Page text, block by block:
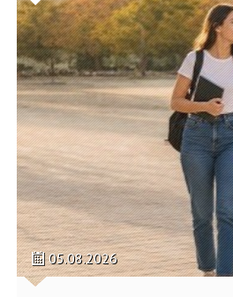
05.08.2026